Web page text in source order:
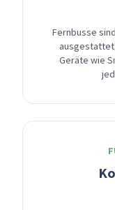
Fernbusse
Geräte wie